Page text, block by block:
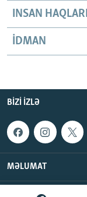
INSAN HAQLARI
İDMAN
BIZI IZLƏ
MƏLUMAT